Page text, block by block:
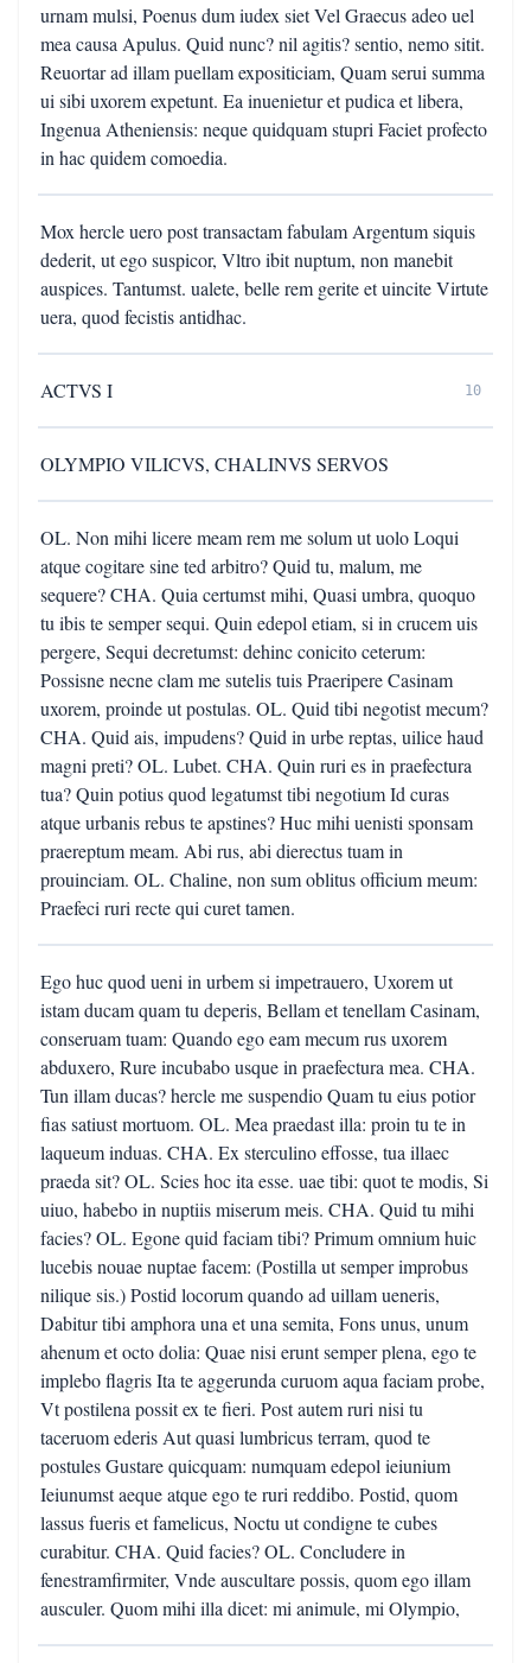
urnam mulsi, Poenus dum iudex siet Vel Graecus adeo uel
mea causa Apulus. Quid nunc? nil agitis? sentio, nemo sitit.
Reuortar ad illam puellam expositiciam, Quam serui summa
ui sibi uxorem expetunt. Ea inuenietur et pudica et libera,
Ingenua Atheniensis: neque quidquam stupri Faciet profecto
in hac quidem comoedia.
Mox hercle uero post transactam fabulam Argentum siquis
dederit, ut ego suspicor, Vltro ibit nuptum, non manebit
auspices. Tantumst. ualete, belle rem gerite et uincite Virtute
uera, quod fecistis antidhac.
ACTVS I 10
OLYMPIO VILICVS, CHALINVS SERVOS
OL. Non mihi licere meam rem me solum ut uolo Loqui
atque cogitare sine ted arbitro? Quid tu, malum, me
sequere? CHA. Quia certumst mihi, Quasi umbra, quoquo
tu ibis te semper sequi. Quin edepol etiam, si in crucem uis
pergere, Sequi decretumst: dehinc conicito ceterum:
Possisne necne clam me sutelis tuis Praeripere Casinam
uxorem, proinde ut postulas. OL. Quid tibi negotist mecum?
CHA. Quid ais, impudens? Quid in urbe reptas, uilice haud
magni preti? OL. Lubet. CHA. Quin ruri es in praefectura
tua? Quin potius quod legatumst tibi negotium Id curas
atque urbanis rebus te apstines? Huc mihi uenisti sponsam
praereptum meam. Abi rus, abi dierectus tuam in
prouinciam. OL. Chaline, non sum oblitus officium meum:
Praefeci ruri recte qui curet tamen.
Ego huc quod ueni in urbem si impetrauero, Uxorem ut
istam ducam quam tu deperis, Bellam et tenellam Casinam,
conseruam tuam: Quando ego eam mecum rus uxorem
abduxero, Rure incubabo usque in praefectura mea. CHA.
Tun illam ducas? hercle me suspendio Quam tu eius potior
fias satiust mortuom. OL. Mea praedast illa: proin tu te in
laqueum induas. CHA. Ex sterculino effosse, tua illaec
praeda sit? OL. Scies hoc ita esse. uae tibi: quot te modis, Si
uiuo, habebo in nuptiis miserum meis. CHA. Quid tu mihi
facies? OL. Egone quid faciam tibi? Primum omnium huic
lucebis nouae nuptae facem: (Postilla ut semper improbus
nilique sis.) Postid locorum quando ad uillam ueneris,
Dabitur tibi amphora una et una semita, Fons unus, unum
ahenum et octo dolia: Quae nisi erunt semper plena, ego te
implebo flagris Ita te aggerunda curuom aqua faciam probe,
Vt postilena possit ex te fieri. Post autem ruri nisi tu
taceruom ederis Aut quasi lumbricus terram, quod te
postules Gustare quicquam: numquam edepol ieiunium
Ieiunumst aeque atque ego te ruri reddibo. Postid, quom
lassus fueris et famelicus, Noctu ut condigne te cubes
curabitur. CHA. Quid facies? OL. Concludere in
fenestramfirmiter, Vnde auscultare possis, quom ego illam
ausculer. Quom mihi illa dicet: mi animule, mi Olympio,